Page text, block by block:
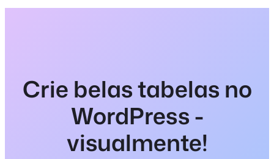
Crie belas tabelas no
WordPress -
visualmente!